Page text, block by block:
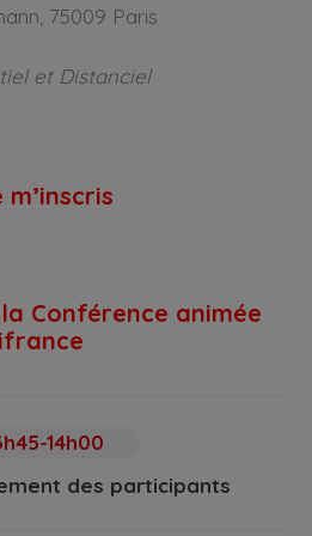
75009 Paris
et Distanciel
m’inscris
Conférence animée
14h00
des participants